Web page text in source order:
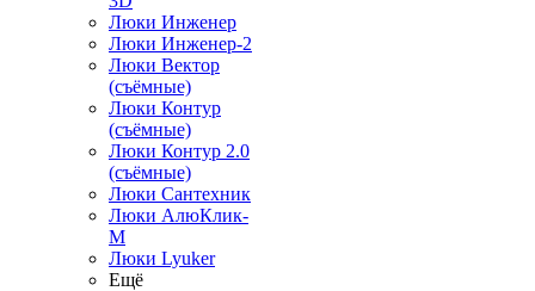
Люки Инженер
Люки Инженер-2
Люки Вектор
(съёмные)
Люки Контур
(съёмные)
Люки Контур 2.0
(съёмные)
Люки Сантехник
Люки АлюКлик-
М
Люки Lyuker
Ещё